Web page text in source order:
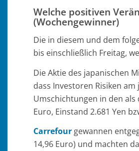
Welche positiven
(Wochengewinner)
Die in diesem und dem
bis einschließlich Freitag,
Die Aktie des japanischen
dass Investoren Risiken
Umschichtungen in den
Euro, Einstand 2.681 Yen
Carrefour gewannen
14,96 Euro) und machten